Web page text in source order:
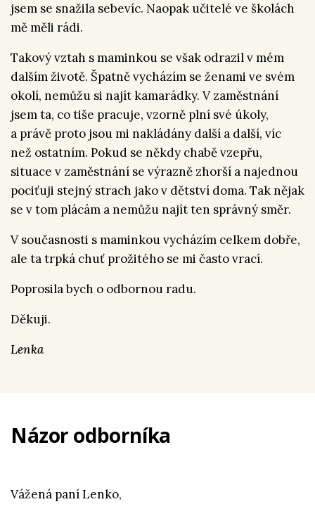
jsem se snažila sebevíc. Naopak učitelé ve školách
mě měli rádi.
Takový vztah s maminkou se však odrazil v mém
dalším životě. Špatně vycházím se ženami ve svém
okolí, nemůžu si najít kamarádky. V zaměstnání
jsem ta, co tiše pracuje, vzorně plní své úkoly,
a právě proto jsou mi nakládány další a další, víc
než ostatním. Pokud se někdy chabě vzepřu,
situace v zaměstnání se výrazně zhorší a najednou
pociťuji stejný strach jako v dětství doma. Tak nějak
se v tom plácám a nemůžu najít ten správný směr.
V současnosti s maminkou vycházím celkem dobře,
ale ta trpká chuť prožitého se mi často vrací.
Poprosila bych o odbornou radu.
Děkuji.
Lenka
Názor odborníka
Vážená paní Lenko,